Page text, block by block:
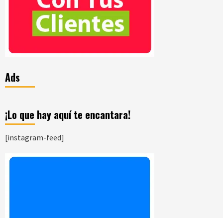
Ads
¡Lo que hay aquí te encantara!
[instagram-feed]